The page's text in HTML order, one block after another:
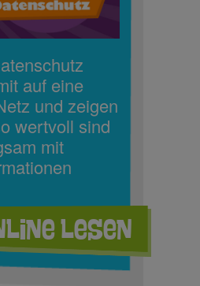
auf eine
und zeigen
wertvoll sind
mit
lesen